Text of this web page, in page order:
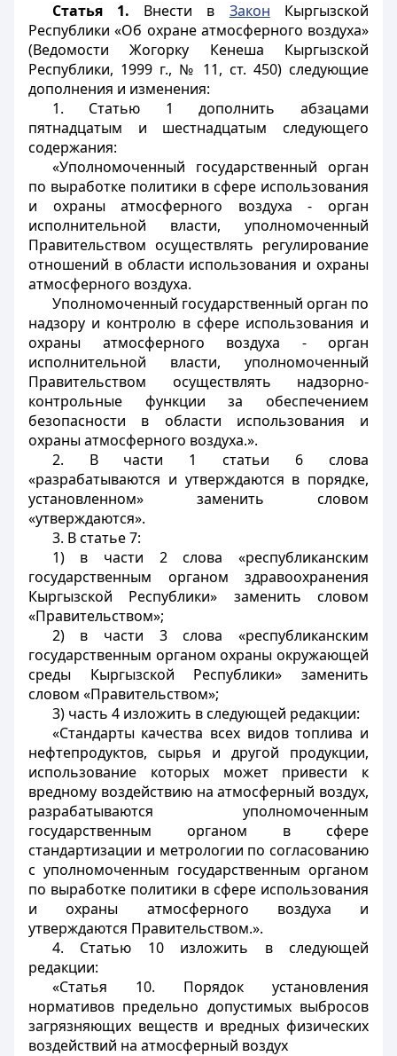
Статья 1. Внести в Закон Кыргызской
Республики «Об охране атмосферного воздуха»
(Ведомости Жогорку Кенеша Кыргызской
Республики, 1999 г., № 11, ст. 450) следующие
дополнения и изменения:
1. Статью 1 дополнить абзацами
пятнадцатым и шестнадцатым следующего
содержания:
«Уполномоченный государственный орган
по выработке политики в сфере использования
и охраны атмосферного воздуха - орган
исполнительной власти, уполномоченный
Правительством осуществлять регулирование
отношений в области использования и охраны
атмосферного воздуха.
Уполномоченный государственный орган по
надзору и контролю в сфере использования и
охраны атмосферного воздуха - орган
исполнительной власти, уполномоченный
Правительством осуществлять надзорно-
контрольные функции за обеспечением
безопасности в области использования и
охраны атмосферного воздуха.».
2. В части 1 статьи 6 слова
«разрабатываются и утверждаются в порядке,
установленном» заменить словом
«утверждаются».
3. В статье 7:
1) в части 2 слова «республиканским
государственным органом здравоохранения
Кыргызской Республики» заменить словом
«Правительством»;
2) в части 3 слова «республиканским
государственным органом охраны окружающей
среды Кыргызской Республики» заменить
словом «Правительством»;
3) часть 4 изложить в следующей редакции:
«Стандарты качества всех видов топлива и
нефтепродуктов, сырья и другой продукции,
использование которых может привести к
вредному воздействию на атмосферный воздух,
разрабатываются уполномоченным
государственным органом в сфере
стандартизации и метрологии по согласованию
с уполномоченным государственным органом
по выработке политики в сфере использования
и охраны атмосферного воздуха и
утверждаются Правительством.».
4. Статью 10 изложить в следующей
редакции:
«Статья 10. Порядок установления
нормативов предельно допустимых выбросов
загрязняющих веществ и вредных физических
воздействий на атмосферный воздух